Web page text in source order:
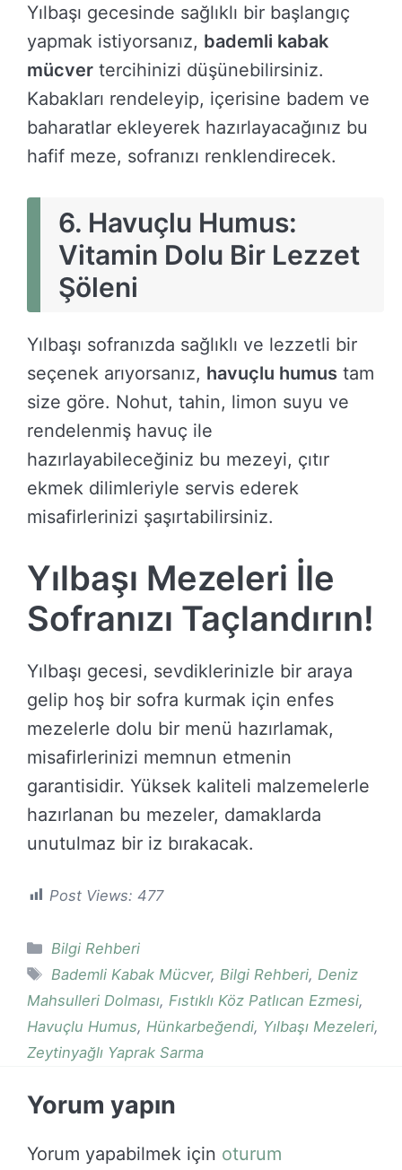
Yılbaşı gecesinde sağlıklı bir başlangıç
yapmak istiyorsanız, bademli kabak
mücver tercihinizi düşünebilirsiniz.
Kabakları rendeleyip, içerisine badem ve
baharatlar ekleyerek hazırlayacağınız bu
hafif meze, sofranızı renklendirecek.
6. Havuçlu Humus:
Vitamin Dolu Bir Lezzet
Şöleni
Yılbaşı sofranızda sağlıklı ve lezzetli bir
seçenek arıyorsanız, havuçlu humus tam
size göre. Nohut, tahin, limon suyu ve
rendelenmiş havuç ile
hazırlayabileceğiniz bu mezeyi, çıtır
ekmek dilimleriyle servis ederek
misafirlerinizi şaşırtabilirsiniz.
Yılbaşı Mezeleri İle
Sofranızı Taçlandırın!
Yılbaşı gecesi, sevdiklerinizle bir araya
gelip hoş bir sofra kurmak için enfes
mezelerle dolu bir menü hazırlamak,
misafirlerinizi memnun etmenin
garantisidir. Yüksek kaliteli malzemelerle
hazırlanan bu mezeler, damaklarda
unutulmaz bir iz bırakacak.
Post Views: 477
Kategoriler
Bilgi Rehberi
Etiketler
Bademli Kabak Mücver, Bilgi Rehberi, Deniz
Mahsulleri Dolması, Fıstıklı Köz Patlıcan Ezmesi,
Havuçlu Humus, Hünkarbeğendi, Yılbaşı Mezeleri,
Zeytinyağlı Yaprak Sarma
Yorum yapın
Yorum yapabilmek için oturum